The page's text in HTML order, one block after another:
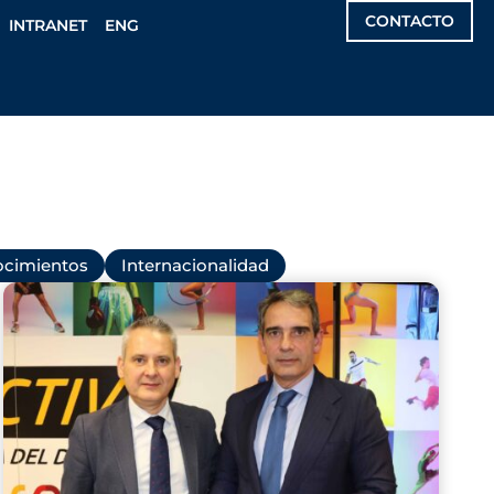
INTRANET ENG CONTACTO
Internacionalidad